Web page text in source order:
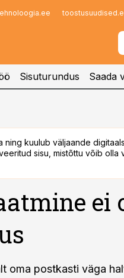
Sisuturundus Saada
ning kuulub väljaande
sisu, mistõttu võib olla
ei
oma postkasti väga